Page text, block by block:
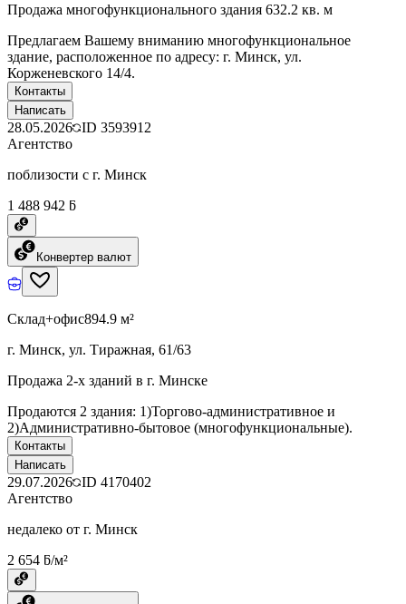
Продажа многофункционального здания 632.2 кв. м
Предлагаем Вашему вниманию многофункциональное
здание, расположенное по адресу: г. Минск, ул.
Корженевского 14/4.
Контакты
Написать
28.05.2026 ID 3593912
Агентство
поблизости с г. Минск
1 488 942 ƃ
Конвертер валют
Склад+офис894.9 м²
г. Минск, ул. Тиражная, 61/63
Продажа 2-х зданий в г. Минске
Продаются 2 здания: 1)Торгово-административное и
2)Административно-бытовое (многофункциональные).
Контакты
Написать
29.07.2026 ID 4170402
Агентство
недалеко от г. Минск
2 654 ƃ/м²